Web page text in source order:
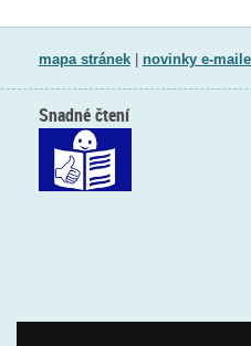
mapa stránek| novinky e-
Snadné čtení